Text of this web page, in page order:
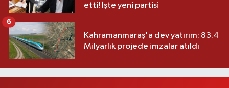
etti! İşte yeni partisi
Kahramanmaraş'a dev yatırım: 83.4
Milyarlık projede imzalar atıldı
6